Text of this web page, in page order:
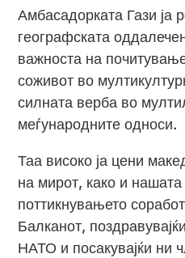
Амбасадорката Гази ја
географската
важноста на
соживот во
силната верба во
меѓународните односи.
Таа високо ја цени
на мирот, како и
поттикнувањето
Балканот,
НАТО и посакувајќи ни